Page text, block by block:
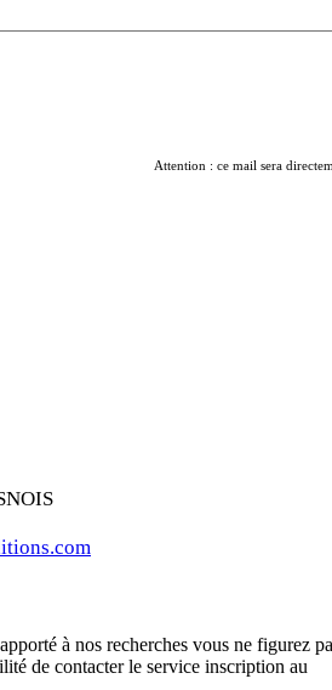
Attention : ce mail sera
à nos recherches vous ne figurez
de contacter le service inscription au